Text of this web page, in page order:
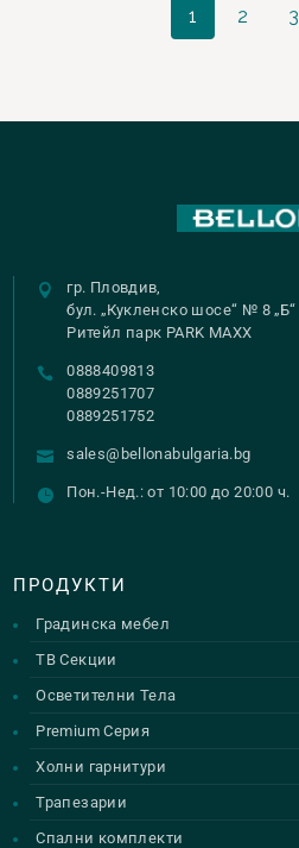
The
the
product
page
1 2 3
гр. Пловдив,
бул. „Кукленско шосе“ № 8 „Б“
Ритейл парк PARK MAXX
0888409813
0889251707
0889251752
sales@bellonabulgaria.bg
Пон.-Нед.: от 10:00 до 20:00 ч.
ПРОДУКТИ
Градинска мебел
ТВ Секции
Осветителни Тела
Premium Серия
Холни гарнитури
Трапезарии
Спални комплекти